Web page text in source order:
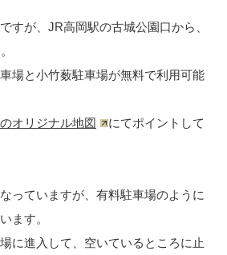
すが、JR高岡駅の古城公園口から、
場と小竹薮駐車場が無料で利用可能
オリジナル地図
にてポイントして
っていますが、有料駐車場のように
ます。
に進入して、空いているところに止